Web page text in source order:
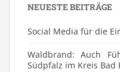
NEUESTE BEITRÄGE
Social Media für die
Waldbrand: Auch
Südpfalz im Kreis Bad